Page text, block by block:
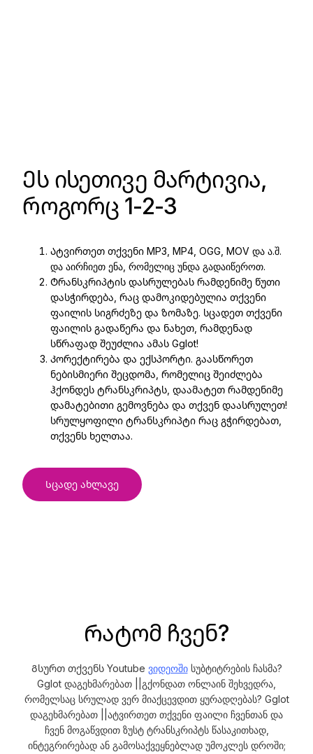
Ეს ისეთივე მარტივია,
როგორც 1-2-3
Ატვირთეთ თქვენი MP3, MP4, OGG, MOV და ა.შ.
და აირჩიეთ ენა, რომელიც უნდა გადაიწეროთ.
Ტრანსკრიპტის დასრულებას რამდენიმე წუთი
დასჭირდება, რაც დამოკიდებულია თქვენი
ფაილის სიგრძეზე და ზომაზე. სცადეთ თქვენი
ფაილის გადაწერა და ნახეთ, რამდენად
სწრაფად შეუძლია ამას Gglot!
Კორექტირება და ექსპორტი. გაასწორეთ
ნებისმიერი შეცდომა, რომელიც შეიძლება
ჰქონდეს ტრანსკრიპტს, დაამატეთ რამდენიმე
დამატებითი გემოვნება და თქვენ დაასრულეთ!
სრულყოფილი ტრანსკრიპტი რაც გჭირდებათ,
თქვენს ხელთაა.
Სცადე ახლავე
Რატომ ჩვენ?
Გსურთ თქვენს Youtube ვიდეოშისუბტიტრების ჩასმა?
Gglot დაგეხმარებათ ||გქონდათ ონლაინ შეხვედრა,
რომელსაც სრულად ვერ მიაქცევდით ყურადღებას? Gglot
დაგეხმარებათ ||ატვირთეთ თქვენი ფაილი ჩვენთან და
ჩვენ მოგაწვდით ზუსტ ტრანსკრიპტს წასაკითხად,
ინტეგრირებად ან გამოსაქვეყნებლად უმოკლეს დროში;